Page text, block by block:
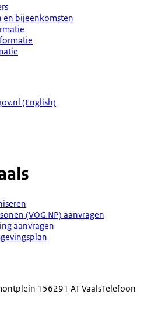
en bijeenkomsten
(English)
(VOG NP) aanvragen
aanvragen
156291 AT VaalsTelefoon